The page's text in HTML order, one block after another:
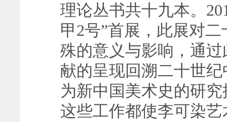
理论丛书共十九本。
甲 2号”首展，此展对
殊的意义与影响，通
献的呈现回溯二十世
为新中国美术史的研
这些工作都使李可染